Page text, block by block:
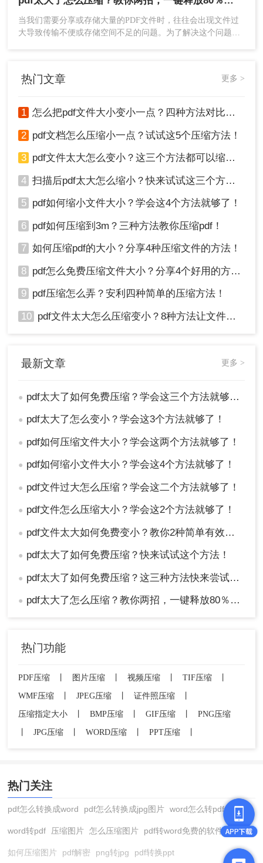
简单，而且还支持批量压缩文件。
操作如下：
2、点击文件压缩-PDF压缩，然后点击中间的“+”号
量较多，那也是可以批量压缩的，点击添加文件
以上就是本次关于pdf太大了如何免费压缩的全部方
法介绍了，希望能够帮助到你。我们下期见！
当我们需要分享或存储大量的PDF文件时，往往会出现文件过
大导致传输不便或存储空间不足的问题。为了解决这个问题，
热门文章 更多 >
1 怎么把pdf文件大小变小一点？四种方法对比，一看就懂！
2 pdf文档怎么压缩小一点？试试这5个压缩方法！
3 pdf文件太大怎么变小？这三个方法都可以缩小！
4 扫描后pdf太大怎么缩小？快来试试这三个方法！
5 pdf如何缩小文件大小？学会这4个方法就够了！
6 pdf如何压缩到3m？三种方法教你压缩pdf！
7 如何压缩pdf的大小？分享4种压缩文件的方法！
8 pdf怎么免费压缩文件大小？分享4个好用的方法，简单又快捷！
9 pdf压缩怎么弄？安利四种简单的压缩方法！
10 pdf文件太大怎么压缩变小？8种方法让文件轻松"瘦身"！
最新文章 更多 >
● pdf太大了如何免费压缩？学会这三个方法就够了！
● pdf太大了怎么变小？学会这3个方法就够了！
● pdf如何压缩文件大小？学会这两个方法就够了！
● pdf如何缩小文件大小？学会这4个方法就够了！
● pdf文件过大怎么压缩？学会这二个方法就够了！
● pdf文件怎么压缩大小？学会这2个方法就够了！
● pdf文件太大如何免费变小？教你2种简单有效的免费方法，学会很方便
● pdf太大了如何免费压缩？快来试试这个方法！
● pdf太大了如何免费压缩？这三种方法快来尝试下吧！
● pdf太大了怎么压缩？教你两招，一键释放80％体积！
热门功能
PDF压缩 图片压缩 视频压缩 TIF压缩
WMF压缩
JPEG压缩 证件照压缩
压缩指定大小
BMP压缩 GIF压缩
PNG压缩
JPG压缩 WORD压缩 PPT压缩
热门关注
pdf怎么转换成word pdf怎么转换成jpg图片 word怎么转pdf
word转pdf 压缩图片 怎么压缩图片 pdf转word免费的软件
如何压缩图片 pdf解密 png转jpg pdf转换ppt